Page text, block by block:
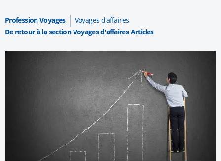
Profession Voyages
Voyages d'affaires
De retour à la section Voyages d'affaires Articles